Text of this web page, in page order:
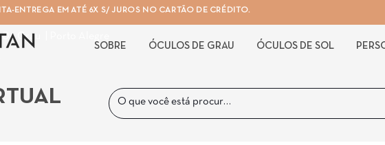
Grau | Porto Alegre
ENTREGA EM ATÉ 6X S/ JUROS NO CARTÃO DE CRÉDITO.
SOBRE ÓCULOS DE GRAU ÓCULOS DE SOL